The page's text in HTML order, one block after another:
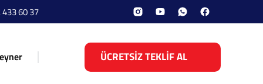
60 37
ÜCRETSİZ TEKLİF AL